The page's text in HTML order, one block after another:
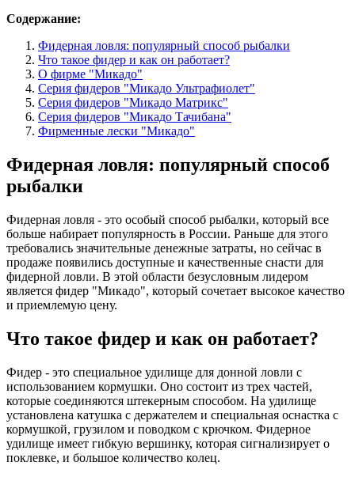
Содержание:
Фидерная ловля: популярный способ рыбалки
Что такое фидер и как он работает?
О фирме "Микадо"
Серия фидеров "Микадо Ультрафиолет"
Серия фидеров "Микадо Матрикс"
Серия фидеров "Микадо Тачибана"
Фирменные лески "Микадо"
Фидерная ловля: популярный способ
рыбалки
Фидерная ловля - это особый способ рыбалки, который все
больше набирает популярность в России. Раньше для этого
требовались значительные денежные затраты, но сейчас в
продаже появились доступные и качественные снасти для
фидерной ловли. В этой области безусловным лидером
является фидер "Микадо", который сочетает высокое качество
и приемлемую цену.
Что такое фидер и как он работает?
Фидер - это специальное удилище для донной ловли с
использованием кормушки. Оно состоит из трех частей,
которые соединяются штекерным способом. На удилище
установлена катушка с держателем и специальная оснастка с
кормушкой, грузилом и поводком с крючком. Фидерное
удилище имеет гибкую вершинку, которая сигнализирует о
поклевке, и большое количество колец.